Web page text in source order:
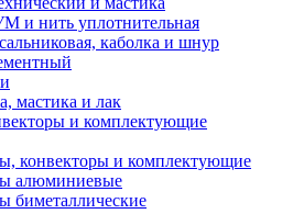
и нить уплотнительная
каболка и шнур
мастика и лак
и комплектующие
конвекторы и комплектующие
алюминиевые
биметаллические